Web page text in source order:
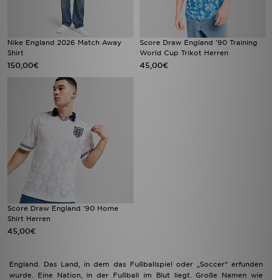
Nike England 2026 Match Away
Shirt
150,00€
Score Draw England '90 Training
World Cup Trikot Herren
45,00€
Score Draw England '90 Home
Shirt Herren
45,00€
England. Das Land, in dem das Fußballspiel oder „Soccer“ erfunden
wurde. Eine Nation, in der Fußball im Blut liegt. Große Namen wie